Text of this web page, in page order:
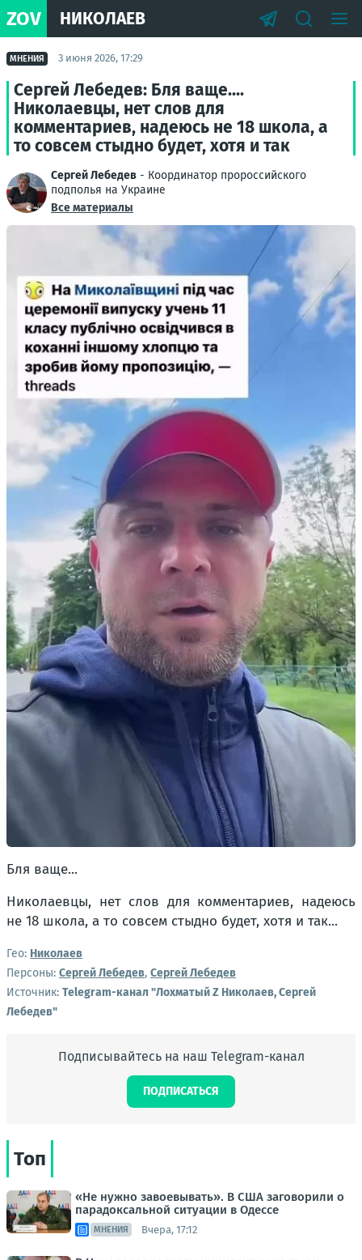
ZOV НИКОЛАЕВ
МНЕНИЯ 3 июня 2026, 17:29
Сергей Лебедев: Бля ваще....
Николаевцы, нет слов для
комментариев, надеюсь не 18 школа, а
то совсем стыдно будет, хотя и так
Сергей Лебедев - Координатор пророссийского
подполья на Украине
Все материалы
Бля ваще...
Николаевцы, нет слов для комментариев, надеюсь
не 18 школа, а то совсем стыдно будет, хотя и так...
Гео: Николаев
Персоны: Сергей Лебедев, Сергей Лебедев
Источник: Telegram-канал "Лохматый Z Николаев, Сергей
Лебедев"
Подписывайтесь на наш Telegram-канал
ПОДПИСАТЬСЯ
Топ
«Не нужно завоевывать». В США заговорили о
парадоксальной ситуации в Одессе
МНЕНИЯ Вчера, 17:12